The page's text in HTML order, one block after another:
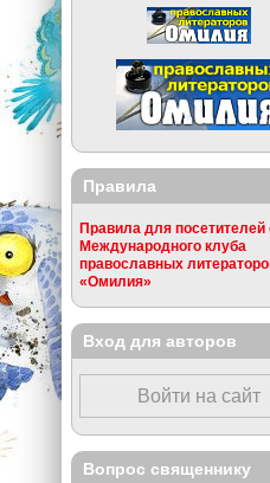
Правила
Правила для посетителей
Международного клуба
православных
«Омилия»
Вход для авторов
Войти на сайт
Вопрос священнику